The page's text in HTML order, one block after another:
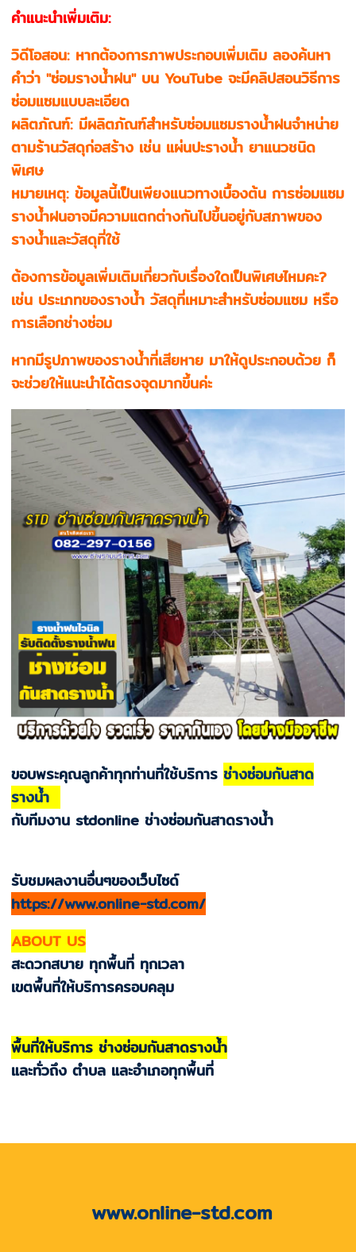
คำแนะนำเพิ่มเติม:
วิดีโอสอน: หากต้องการภาพประกอบเพิ่มเติม ลองค้นหา
คำว่า "ซ่อมรางน้ำฝน" บน YouTube จะมีคลิปสอนวิธีการ
ซ่อมแซมแบบละเอียด
ผลิตภัณฑ์: มีผลิตภัณฑ์สำหรับซ่อมแซมรางน้ำฝนจำหน่าย
ตามร้านวัสดุก่อสร้าง เช่น แผ่นปะรางน้ำ ยาแนวชนิด
พิเศษ
หมายเหตุ: ข้อมูลนี้เป็นเพียงแนวทางเบื้องต้น การซ่อมแซม
รางน้ำฝนอาจมีความแตกต่างกันไปขึ้นอยู่กับสภาพของ
รางน้ำและวัสดุที่ใช้
ต้องการข้อมูลเพิ่มเติมเกี่ยวกับเรื่องใดเป็นพิเศษไหมคะ?
เช่น ประเภทของรางน้ำ วัสดุที่เหมาะสำหรับซ่อมแซม หรือ
การเลือกช่างซ่อม
หากมีรูปภาพของรางน้ำที่เสียหาย มาให้ดูประกอบด้วย ก็
จะช่วยให้แนะนำได้ตรงจุดมากขึ้นค่ะ
ขอบพระคุณลูกค้าทุกท่านที่ใช้บริการ ช่างซ่อมกันสาด
รางน้ำ
กับทีมงาน stdonline ช่างซ่อมกันสาดรางน้ำ
รับชมผลงานอื่นๆของเว็บไซด์
https://www.online-std.com/
ABOUT US
สะดวกสบาย ทุกพื้นที่ ทุกเวลา
เขตพื้นที่ให้บริการครอบคลุม
พื้นที่ให้บริการ ช่างซ่อมกันสาดรางน้ำ
และทั่วถึง ตำบล และอำเภอทุกพื้นที่
www.online-std.com